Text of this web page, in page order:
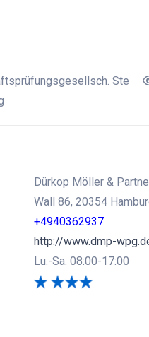
Ste
Dürkop Möller &
Wall 86, 20354
+4940362937
http://www.dmp-
Lu.-Sa. 08:00-17:00